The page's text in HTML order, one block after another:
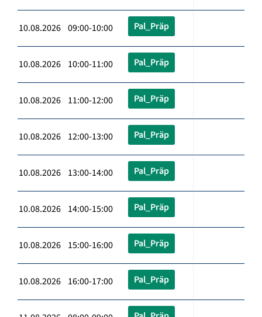
10.08.2026 09:00-10:00 Pal_Präp
10.08.2026 10:00-11:00 Pal_Präp
10.08.2026 11:00-12:00 Pal_Präp
10.08.2026 12:00-13:00 Pal_Präp
10.08.2026 13:00-14:00 Pal_Präp
10.08.2026 14:00-15:00 Pal_Präp
10.08.2026 15:00-16:00 Pal_Präp
10.08.2026 16:00-17:00 Pal_Präp